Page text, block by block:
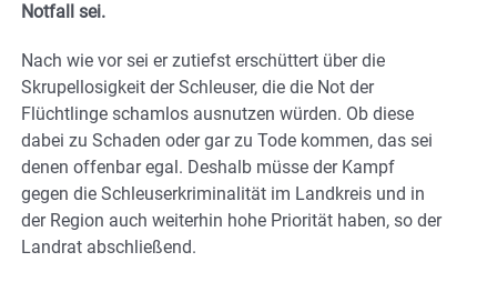
Notfall sei.
Nach wie vor sei er zutiefst erschüttert über die
Skrupellosigkeit der Schleuser, die die Not der
Flüchtlinge schamlos ausnutzen würden. Ob diese
dabei zu Schaden oder gar zu Tode kommen, das sei
denen offenbar egal. Deshalb müsse der Kampf
gegen die Schleuserkriminalität im Landkreis und in
der Region auch weiterhin hohe Priorität haben, so der
Landrat abschließend.